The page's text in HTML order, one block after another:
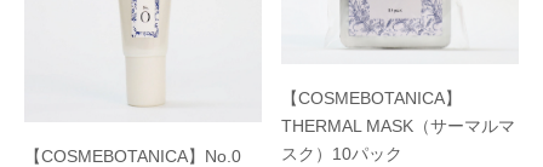
【COSMEBOTANICA】No.0
【COSMEBOTANICA】
THERMAL MASK（サーマルマ
スク）10パック